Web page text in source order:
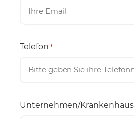
Telefon *
Unternehmen/Krankenhaus